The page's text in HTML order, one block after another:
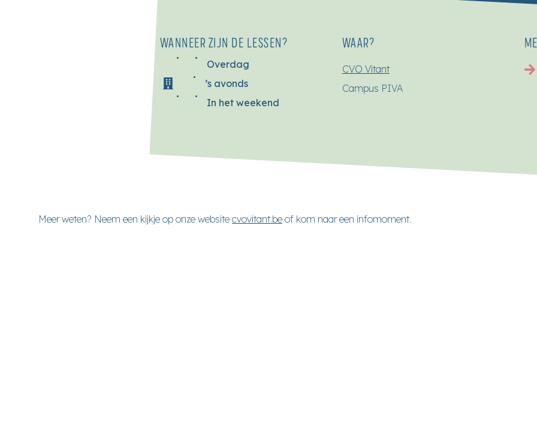
WANNEER ZIJN DE LESSEN?
Overdag
’s avonds
In het weekend
WAAR?
CVO Vitant
Campus PIVA
Meer weten? Neem een kijkje op onze website cvovitant.be of kom naar een infomoment.